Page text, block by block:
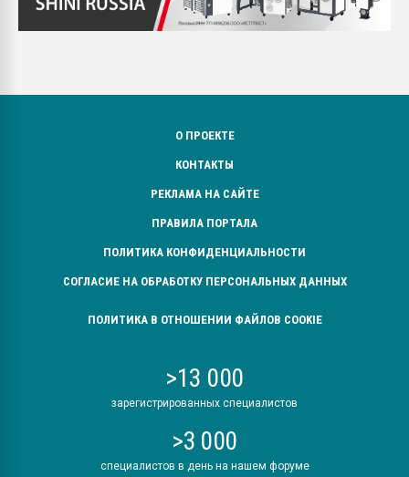
О ПРОЕКТЕ
КОНТАКТЫ
РЕКЛАМА НА САЙТЕ
ПРАВИЛА ПОРТАЛА
ПОЛИТИКА КОНФИДЕНЦИАЛЬНОСТИ
СОГЛАСИЕ НА ОБРАБОТКУ ПЕРСОНАЛЬНЫХ ДАННЫХ
ПОЛИТИКА В ОТНОШЕНИИ ФАЙЛОВ COOKIE
>13 000
зарегистрированных специалистов
>3 000
специалистов в день на нашем форуме